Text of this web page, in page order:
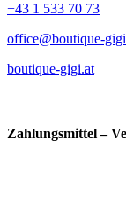
+43 1 533 70 73
office@boutique-
boutique-gigi.at
Zahlungsmittel –